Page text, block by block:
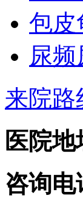
包皮
尿
来院路
医院地
咨询电